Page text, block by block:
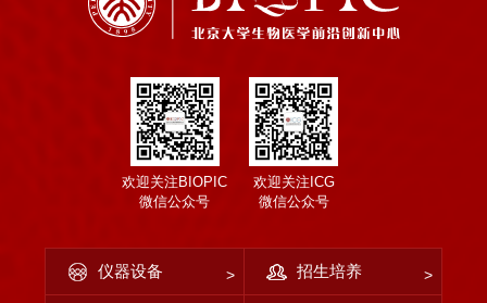
欢迎关注BIOPIC
微信公众号
欢迎关注ICG
微信公众号
仪器设备 招生培养